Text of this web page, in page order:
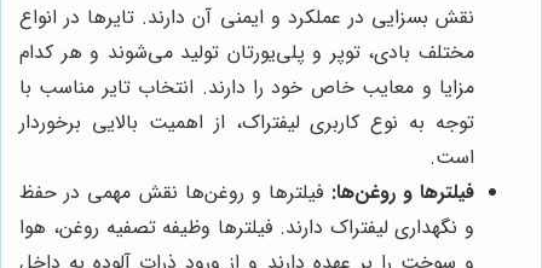
نقش بسزایی در عملکرد و ایمنی آن دارند. تایرها در انواع
مختلف بادی، توپر و پلی‌یورتان تولید می‌شوند و هر کدام
مزایا و معایب خاص خود را دارند. انتخاب تایر مناسب با
توجه به نوع کاربری لیفتراک، از اهمیت بالایی برخوردار
است.
فیلترها و روغن‌ها: فیلترها و روغن‌ها نقش مهمی در حفظ
و نگهداری لیفتراک دارند. فیلترها وظیفه تصفیه روغن، هوا